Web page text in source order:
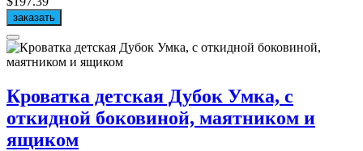
заказать
Кроватка детская Дубок Умка, с
откидной боковиной, маятником и
ящиком